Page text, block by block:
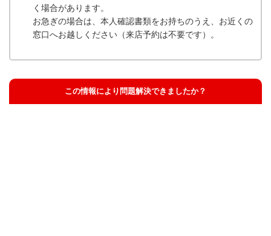
く場合があります。
お急ぎの場合は、本人確認書類をお持ちのうえ、お近くの
窓口へお越しください（来店予約は不要です）。
この情報により問題解決できましたか？